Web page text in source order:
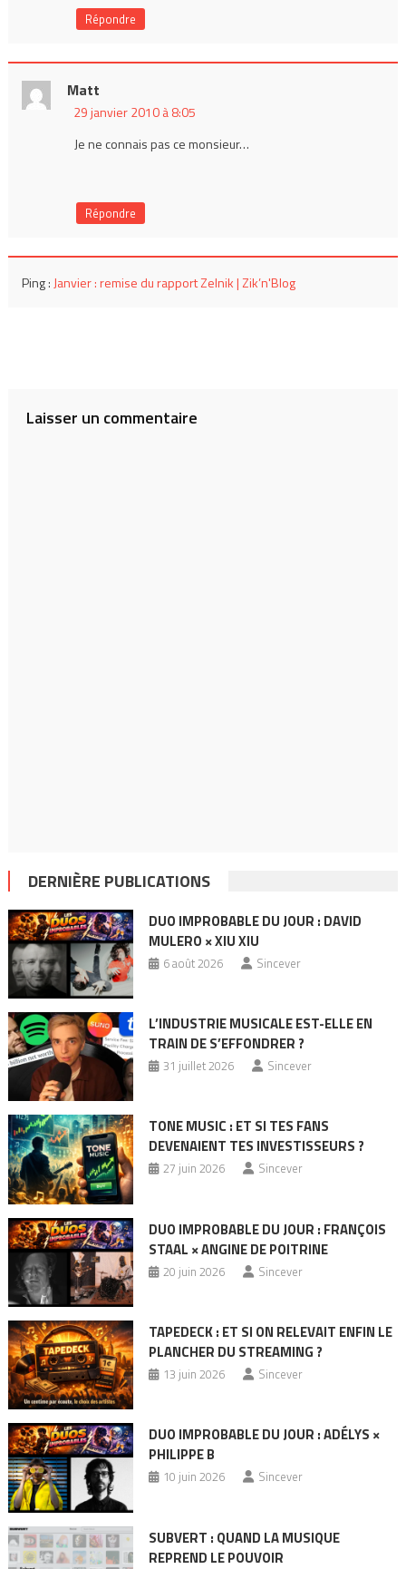
Répondre
Matt
29 janvier 2010 à 8:05
Je ne connais pas ce monsieur…
Répondre
Ping : Janvier : remise du rapport Zelnik | Zik’n'Blog
Laisser un commentaire
DERNIÈRE PUBLICATIONS
DUO IMPROBABLE DU JOUR : DAVID
MULERO × XIU XIU
6 août 2026 Sincever
L’INDUSTRIE MUSICALE EST-ELLE EN
TRAIN DE S’EFFONDRER ?
31 juillet 2026 Sincever
TONE MUSIC : ET SI TES FANS
DEVENAIENT TES INVESTISSEURS ?
27 juin 2026 Sincever
DUO IMPROBABLE DU JOUR : FRANÇOIS
STAAL × ANGINE DE POITRINE
20 juin 2026 Sincever
TAPEDECK : ET SI ON RELEVAIT ENFIN LE
PLANCHER DU STREAMING ?
13 juin 2026 Sincever
DUO IMPROBABLE DU JOUR : ADÉLYS ×
PHILIPPE B
10 juin 2026 Sincever
SUBVERT : QUAND LA MUSIQUE
REPREND LE POUVOIR